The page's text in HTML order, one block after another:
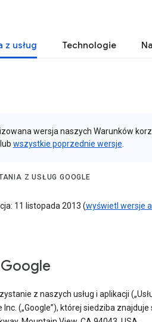
z usług Technologie
wersja naszych Warunków
wszystkie poprzednie wersje
Z USŁUG GOOGLE
11 listopada 2013 (wyświetl wersje
z naszych usług i aplikacji
(„Google”), której siedziba